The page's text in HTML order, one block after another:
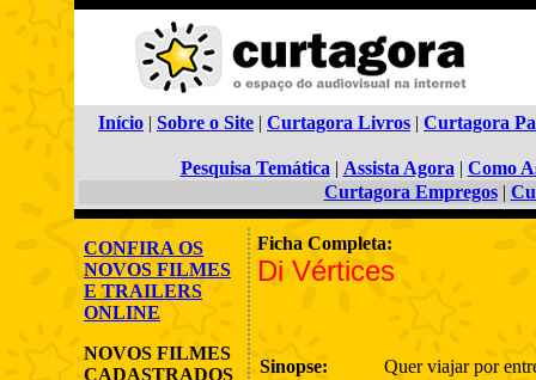
Início | Sobre o Site | Curtagora Livros | Curtagora
Pesquisa Temática | Assista Agora | Como
Curtagora Empregos|
CONFIRA OS
NOVOS FILMES
E TRAILERS
ONLINE
NOVOS FILMES
CADASTRADOS
Ficha Completa:
Di Vértices
Sinopse:
Quer viajar por